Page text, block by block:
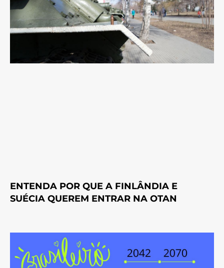
ENTENDA POR QUE A FINLÂNDIA E
SUÉCIA QUEREM ENTRAR NA OTAN